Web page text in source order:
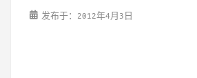
发布于：2012年4月3日